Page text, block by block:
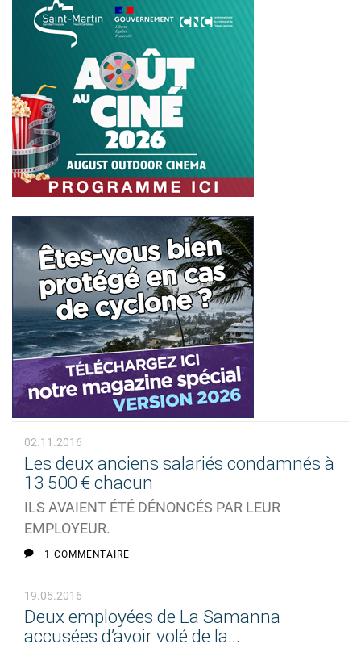
02.11.2016
Les deux anciens salariés condamnés à
13 500 € chacun
ILS AVAIENT ÉTÉ DÉNONCÉS PAR LEUR
EMPLOYEUR.
1 COMMENTAIRE
19.05.2016
Deux employées de La Samanna
accusées d’avoir volé de la...